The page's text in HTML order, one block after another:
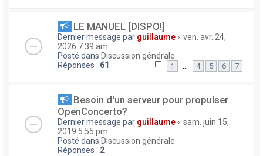
LE MANUEL [DISPO!]
Dernier message par guillaume « ven. avr. 24,
2026 7:39 am
Posté dans Discussion générale
Réponses : 61 1 … 4 5 6 7
Besoin d'un serveur pour propulser
OpenConcerto?
Dernier message par guillaume « sam. juin 15,
2019 5:55 pm
Posté dans Discussion générale
Réponses : 2